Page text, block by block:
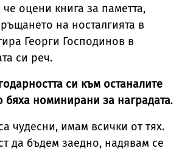
оцени книга за паметта,
на носталгията в
Георги Господинов в
си реч.
си към останалите
бяха номинирани за наградата.
чудесни, имам всички от тях.
да бъдем заедно, надявам се